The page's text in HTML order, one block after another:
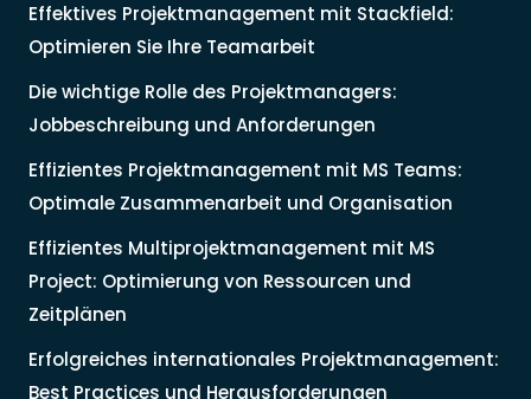
Effektives Projektmanagement mit Stackfield:
Optimieren Sie Ihre Teamarbeit
Die wichtige Rolle des Projektmanagers:
Jobbeschreibung und Anforderungen
Effizientes Projektmanagement mit MS Teams:
Optimale Zusammenarbeit und Organisation
Effizientes Multiprojektmanagement mit MS
Project: Optimierung von Ressourcen und
Zeitplänen
Erfolgreiches internationales Projektmanagement:
Best Practices und Herausforderungen